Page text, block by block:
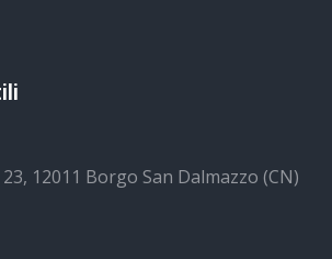
12011 Borgo San Dalmazzo (CN)